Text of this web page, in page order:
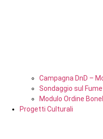
Campagna DnD –
Sondaggio sul
Modulo Ordine
Progetti Culturali